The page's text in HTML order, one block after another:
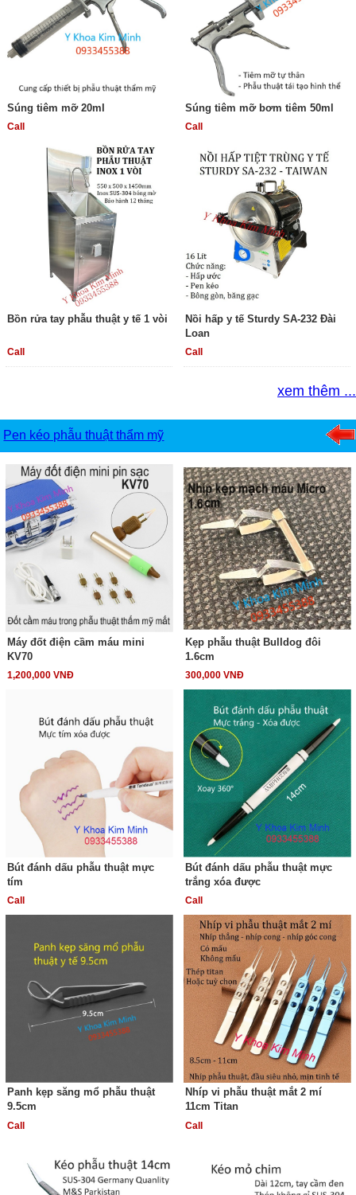
Súng tiêm mỡ 20ml
Call
Súng tiêm mỡ bơm tiêm 50ml
Call
Bồn rửa tay phẫu thuật y tế 1 vòi
Call
Nồi hấp y tế Sturdy SA-232 Đài
Loan
Call
xem thêm ...
Pen kéo phẫu thuật thẩm mỹ
Máy đốt điện cầm máu mini
KV70
1,200,000 VNĐ
Kẹp phẫu thuật Bulldog đôi
1.6cm
300,000 VNĐ
Bút đánh dấu phẫu thuật mực
tím
Call
Bút đánh dấu phẫu thuật mực
trắng xóa được
Call
Panh kẹp săng mổ phẫu thuật
9.5cm
Call
Nhíp vi phẫu thuật mắt 2 mí
11cm Titan
Call